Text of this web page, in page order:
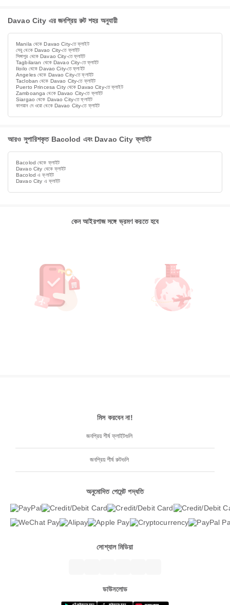
Davao City এর জনপ্রিয় রুট শহর অনুযায়ী
Manila থেকে Davao City-তে ফ্লাইট
সেবু থেকে Davao City-তে ফ্লাইট
সিঙ্গাপুর থেকে Davao City-তে ফ্লাইট
Tagbilaran থেকে Davao City-তে ফ্লাইট
Iloilo থেকে Davao City-তে ফ্লাইট
Angeles থেকে Davao City-তে ফ্লাইট
Tacloban থেকে Davao City-তে ফ্লাইট
Puerto Princesa City থেকে Davao City-তে ফ্লাইট
Zamboanga থেকে Davao City-তে ফ্লাইট
Siargao থেকে Davao City-তে ফ্লাইট
কাগয়ান দে ওরো থেকে Davao City-তে ফ্লাইট
আরও সুপারিশকৃত Bacolod এবং Davao City ফ্লাইট
Bacolod থেকে ফ্লাইট
Davao City থেকে ফ্লাইট
Bacolod এ ফ্লাইট
Davao City এ ফ্লাইট
কেন আইরপাজ সঙ্গে ভ্রমণ করতে হবে
মিস করবেন না!
জনপ্রিয় শীর্ষ ফ্লাইটগুলি
জনপ্রিয় শীর্ষ রুটগুলি
অনুমোদিত পেমেন্ট পদ্ধতি
সোশ্যাল মিডিয়া
ডাউনলোড